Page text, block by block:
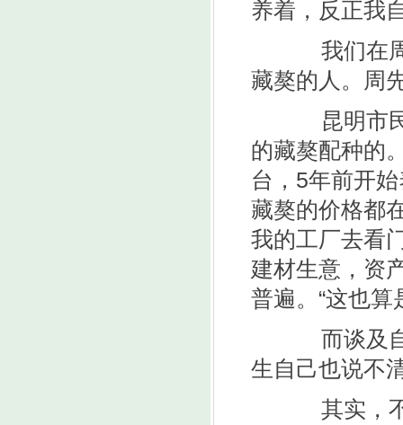
养着，反正我
我们在周
藏獒的人。周
昆明市民
的藏獒配种的
台，5年前开
藏獒的价格都
我的工厂去看
建材生意，资
普遍。“这也算
而谈及自
生自己也说不
其实，不